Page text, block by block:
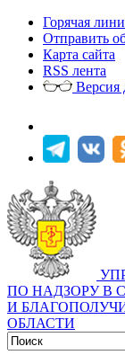
Горячая
Отправить
Карта сайта
RSS лента
Версия
ПО НАДЗОРУ В
И
ОБЛАСТИ